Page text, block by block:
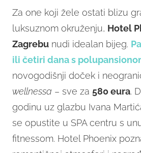
Za one koji žele ostati blizu
luksuznom okruženju, Hotel
Zagrebu nudi idealan bijeg.
ili četiri dana s
novogodišnji doček i
wellnessa – sve za 580 eura.
godinu uz glazbu Ivana
se opustite u SPA centru s
fitnessom. Hotel Phoenix